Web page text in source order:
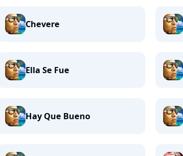
Chevere
Ella Se Fue
Hay Que Bueno